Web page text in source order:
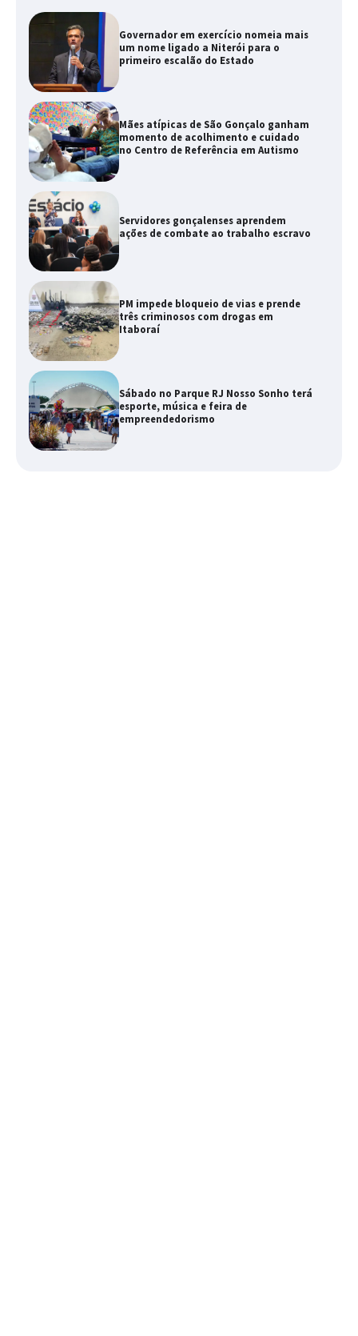
Governador em exercício nomeia mais
um nome ligado a Niterói para o
primeiro escalão do Estado
Mães atípicas de São Gonçalo ganham
momento de acolhimento e cuidado
no Centro de Referência em Autismo
Servidores gonçalenses aprendem
ações de combate ao trabalho escravo
PM impede bloqueio de vias e prende
três criminosos com drogas em
Itaboraí
Sábado no Parque RJ Nosso Sonho terá
esporte, música e feira de
empreendedorismo